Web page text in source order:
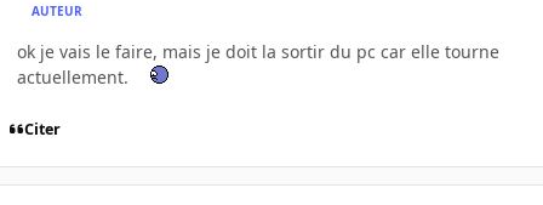
AUTEUR
ok je vais le faire, mais je doit la sortir du pc car elle tourne
actuellement.
Citer